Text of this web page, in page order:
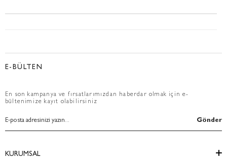
E-BÜLTEN
En son kampanya ve fırsatlarımızdan haberdar olmak için e-
bültenimize kayıt olabilirsiniz
Gönder
KURUMSAL